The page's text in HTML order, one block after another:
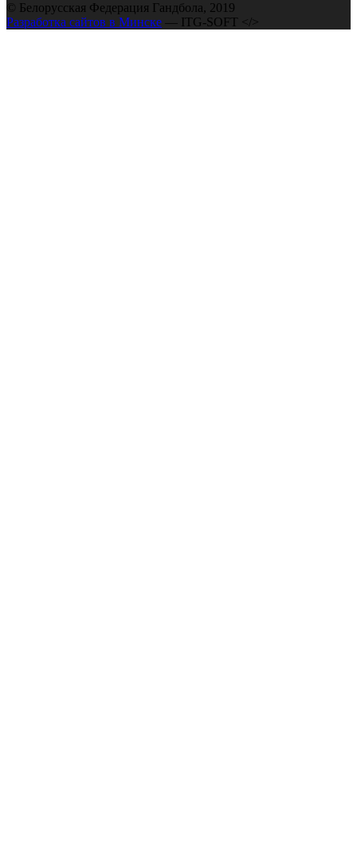
© Белорусская Федерация Гандбола, 2019
Разработка сайтов в Минске — ITG-SOFT </>